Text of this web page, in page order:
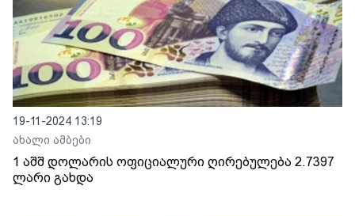
19-11-2024 13:19
ახალი ამბები
1 აშშ დოლარის ოფიციალური ღირებულება 2.7397
ლარი გახდა